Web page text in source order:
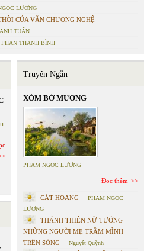
LƯƠNG
CỦA VĂN CHƯƠNG NGHỆ
TUẤN
PHAN THANH BÌNH
Truyện Ngắn
XÓM BỜ MƯƠNG
PHẠM NGỌC LƯƠNG
Đọc thêm
CÁT HOANG
PHẠM NGỌC
LƯƠNG
THÁNH THIÊN NỮ TƯỚNG -
NHỮNG NGƯỜI MẸ TRẦM MÌNH
TRÊN SÔNG
Nguyệt Quỳnh